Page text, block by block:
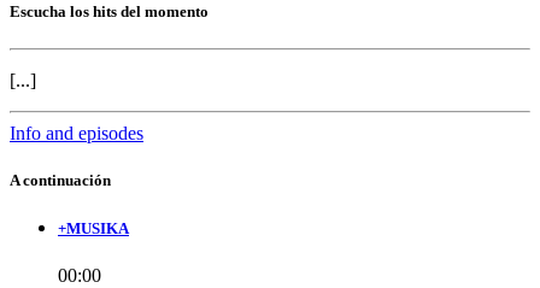
Escucha los hits del momento
[...]
Info and episodes
A continuación
+MUSIKA
00:00